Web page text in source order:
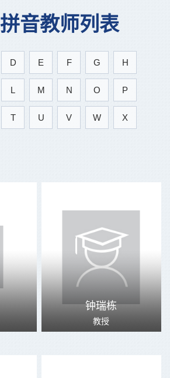
拼音教师列表
D E F G H
L M N O P
T U V W X
钟瑞栋
教授